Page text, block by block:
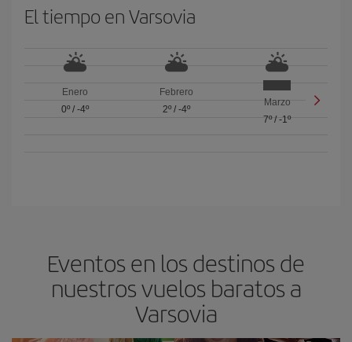
El tiempo en Varsovia
Enero
0º/ -4º
Febrero
2º/ -4º
Marzo
7º/-1º
Eventos en los destinos de
nuestros vuelos baratos a
Varsovia